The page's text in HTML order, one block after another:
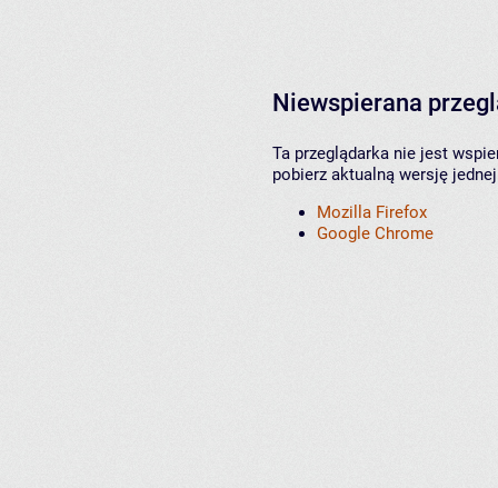
Niewspierana
Ta przeglądarka nie jest
pobierz aktualną wersję
Mozilla Firefox
Google Chrome